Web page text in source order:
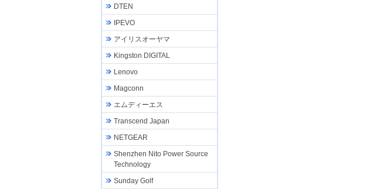
DTEN
IPEVO
アイリスオーヤマ
Kingston DIGITAL
Lenovo
Magconn
エムディーエス
Transcend Japan
NETGEAR
Shenzhen Nito Power Source
Technology
Sunday Golf